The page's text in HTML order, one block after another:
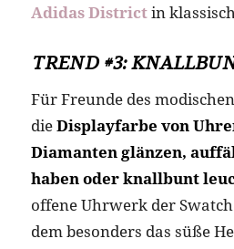
Adidas Districtin
TREND #3:
Für Freunde des
dieDisplayfarbe von
Diamanten glänzen,
haben oder knallbunt
offene Uhrwerk der
dem besonders das süße